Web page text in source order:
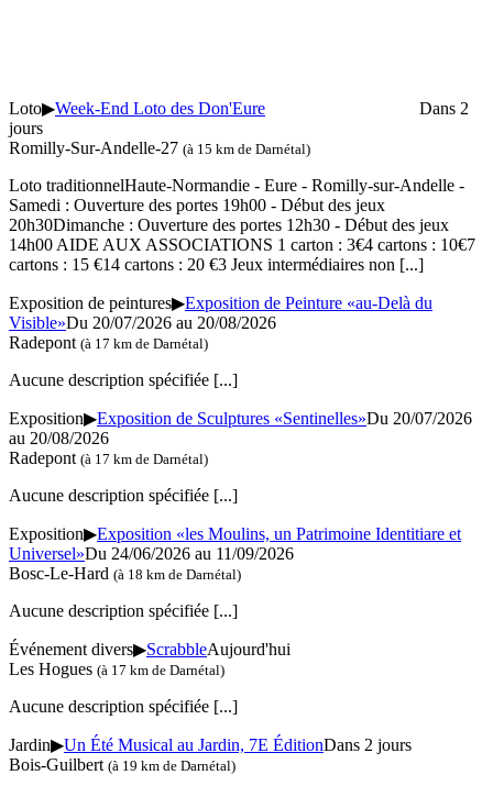
Loto▶Week-End Loto des Don'Eure
Dans 2
jours
Romilly-Sur-Andelle-27 (à 15 km de Darnétal)
Loto traditionnelHaute-Normandie - Eure - Romilly-sur-Andelle -
Samedi : Ouverture des portes 19h00 - Début des jeux
20h30Dimanche : Ouverture des portes 12h30 - Début des jeux
14h00 AIDE AUX ASSOCIATIONS 1 carton : 3€4 cartons : 10€7
cartons : 15 €14 cartons : 20 €3 Jeux intermédiaires non [...]
Exposition de peintures▶Exposition de Peinture «au-Delà du
Visible»Du 20/07/2026 au 20/08/2026
Radepont (à 17 km de Darnétal)
Aucune description spécifiée [...]
Exposition▶Exposition de Sculptures «Sentinelles»Du 20/07/2026
au 20/08/2026
Radepont (à 17 km de Darnétal)
Aucune description spécifiée [...]
Exposition▶Exposition «les Moulins, un Patrimoine Identitiare et
Universel»Du 24/06/2026 au 11/09/2026
Bosc-Le-Hard (à 18 km de Darnétal)
Aucune description spécifiée [...]
Événement divers▶ScrabbleAujourd'hui
Les Hogues (à 17 km de Darnétal)
Aucune description spécifiée [...]
Jardin▶Un Été Musical au Jardin, 7E ÉditionDans 2 jours
Bois-Guilbert (à 19 km de Darnétal)